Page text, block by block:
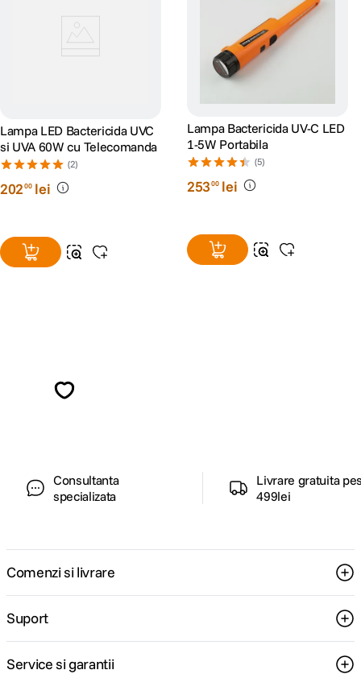
Lampa LED Bactericida UVC
si UVA 60W cu Telecomanda
(2)
20200 lei
Lampa Bactericida UV-C LED
1-5W Portabila
(5)
25300 lei
Consultanta
specializata
Livrare gratuita
499lei
Comenzi si livrare
Suport
Service si garantii